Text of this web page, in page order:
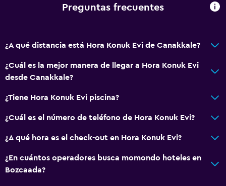
Preguntas frecuentes
¿A qué distancia está Hora Konuk Evi de Canakkale?
¿Cuál es la mejor manera de llegar a Hora Konuk Evi
desde Canakkale?
¿Tiene Hora Konuk Evi piscina?
¿Cuál es el número de teléfono de Hora Konuk Evi?
¿A qué hora es el check-out en Hora Konuk Evi?
¿En cuántos operadores busca momondo hoteles en
Bozcaada?